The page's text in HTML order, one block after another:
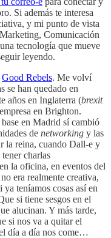
Si además te interesa
y mi punto de vista
Comunicación
tecnología que mueve
leyendo.
Good Rebels. Me volví
se han quedado en
años en Inglaterra (brexit
en Brighton.
en Madrid sí cambió
de networking y las
la reina, cuando Dall-e y
charlas
la oficina, en eventos del
era realmente creativa,
ya teníamos cosas así en
si tiene sesgos en el
alucinan. Y más tarde,
si nos va a quitar el
día a día nos come…